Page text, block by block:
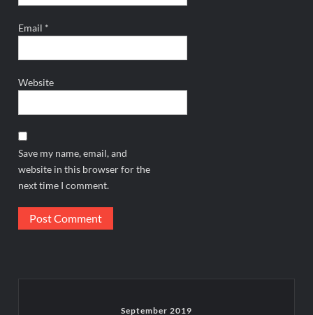
Email *
Website
Save my name, email, and
website in this browser for the
next time I comment.
September 2019